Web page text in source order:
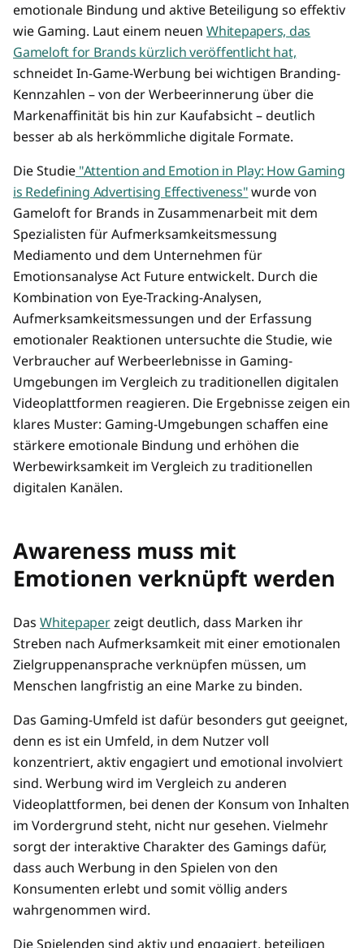
emotionale Bindung und aktive Beteiligung so effektiv
wie Gaming. Laut einem neuen Whitepapers, das
Gameloft for Brands kürzlich veröffentlicht hat,
schneidet In-Game-Werbung bei wichtigen Branding-
Kennzahlen – von der Werbeerinnerung über die
Markenaffinität bis hin zur Kaufabsicht – deutlich
besser ab als herkömmliche digitale Formate.
Die Studie "Attention and Emotion in Play: How Gaming
is Redefining Advertising Effectiveness"wurde von
Gameloft for Brands in Zusammenarbeit mit dem
Spezialisten für Aufmerksamkeitsmessung
Mediamento und dem Unternehmen für
Emotionsanalyse Act Future entwickelt. Durch die
Kombination von Eye-Tracking-Analysen,
Aufmerksamkeitsmessungen und der Erfassung
emotionaler Reaktionen untersuchte die Studie, wie
Verbraucher auf Werbeerlebnisse in Gaming-
Umgebungen im Vergleich zu traditionellen digitalen
Videoplattformen reagieren. Die Ergebnisse zeigen ein
klares Muster: Gaming-Umgebungen schaffen eine
stärkere emotionale Bindung und erhöhen die
Werbewirksamkeit im Vergleich zu traditionellen
digitalen Kanälen.
Awareness muss mit
Emotionen verknüpft werden
Das Whitepaperzeigt deutlich, dass Marken ihr
Streben nach Aufmerksamkeit mit einer emotionalen
Zielgruppenansprache verknüpfen müssen, um
Menschen langfristig an eine Marke zu binden.
Das Gaming-Umfeld ist dafür besonders gut geeignet,
denn es ist ein Umfeld, in dem Nutzer voll
konzentriert, aktiv engagiert und emotional involviert
sind. Werbung wird im Vergleich zu anderen
Videoplattformen, bei denen der Konsum von Inhalten
im Vordergrund steht, nicht nur gesehen. Vielmehr
sorgt der interaktive Charakter des Gamings dafür,
dass auch Werbung in den Spielen von den
Konsumenten erlebt und somit völlig anders
wahrgenommen wird.
Die Spielenden sind aktiv und engagiert, beteiligen